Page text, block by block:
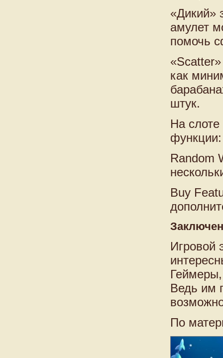
«Дикий»
амулет
помочь
как
штук.
На
функции:
Random
Buy
Игровой
Геймеры,
Ведь им
По